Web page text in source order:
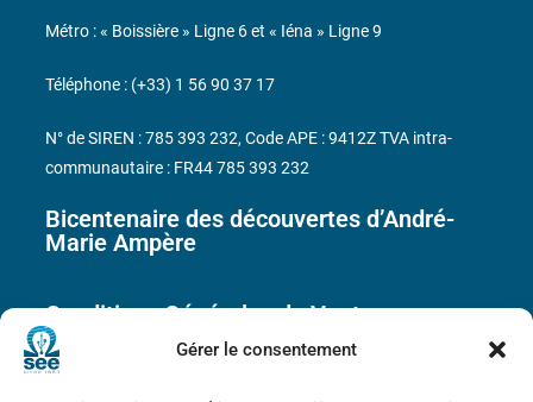
Gérer le consentement
Bicentenaire des découvertes d’André-
Marie Ampère
Conditions Générales de Vente
Métro : « Boissière » Ligne 6 et « Iéna » Ligne 9
Téléphone : (+33) 1 56 90 37 17
N° de SIREN : 785 393 232, Code APE : 9412Z TVA intra-
communautaire : FR44 785 393 232